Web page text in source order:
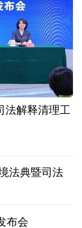
案例落地北京
企敢闯敢投
上智慧引擎
、腾讯等在列
及全球安全
人遭受处分
法解释清理工
法典暨司法
布会